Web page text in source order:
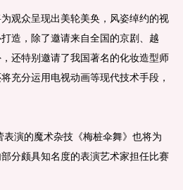
众呈现出美轮美奂，风姿绰约的视
造，除了邀请来自全国的京剧、越
还特别邀请了我国著名的化妆造型师
充分运用电视动画等现代技术手段，
演的魔术杂技《梅桩伞舞》也将为
分颇具知名度的表演艺术家担任比赛